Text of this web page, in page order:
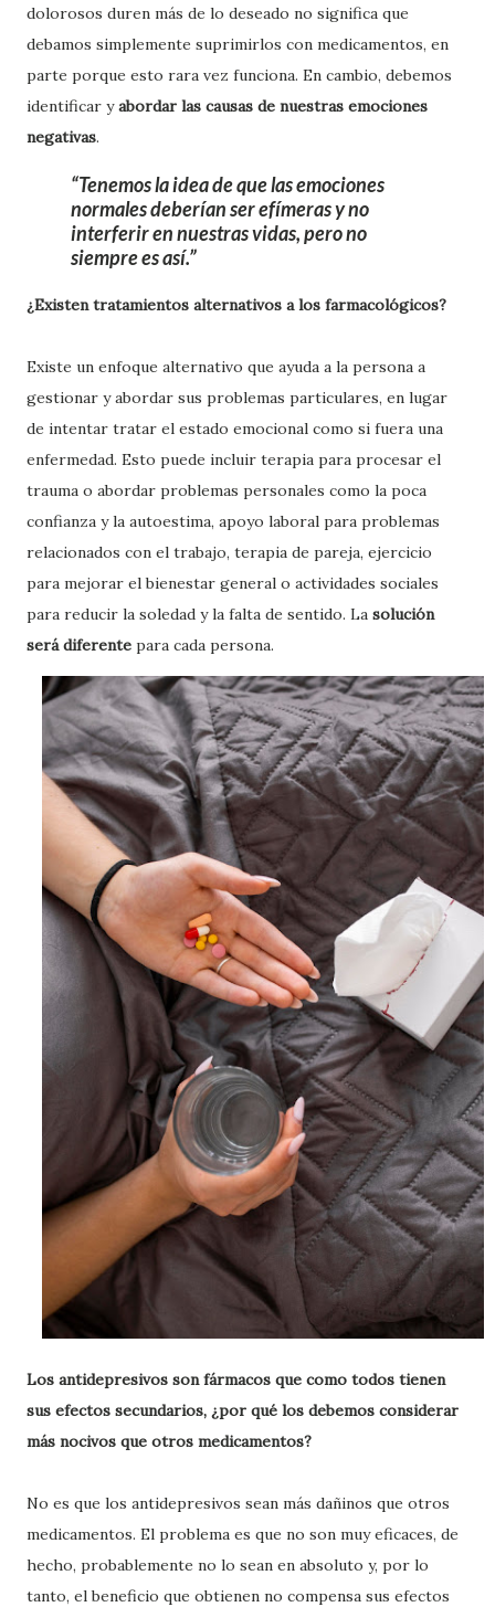
dolorosos duren más de lo deseado no significa que
debamos simplemente suprimirlos con medicamentos, en
parte porque esto rara vez funciona. En cambio, debemos
identificar yabordar las causas de nuestras emociones
negativas.
Tenemos la idea de que las emociones
normales deberían ser efímeras y no
interferir en nuestras vidas, pero no
siempre es así.
¿Existen tratamientos alternativos a los farmacológicos?
Existe un enfoque alternativo que ayuda a la persona a
gestionar y abordar sus problemas particulares, en lugar
de intentar tratar el estado emocional como si fuera una
enfermedad. Esto puede incluir terapia para procesar el
trauma o abordar problemas personales como la poca
confianza y la autoestima, apoyo laboral para problemas
relacionados con el trabajo, terapia de pareja, ejercicio
para mejorar el bienestar general o actividades sociales
para reducir la soledad y la falta de sentido. La solución
será diferente para cada persona.
Los antidepresivos son fármacos que como todos tienen
sus efectos secundarios, ¿por qué los debemos considerar
más nocivos que otros medicamentos?
No es que los antidepresivos sean más dañinos que otros
medicamentos. El problema es que no son muy eficaces, de
hecho, probablemente no lo sean en absoluto y, por lo
tanto, el beneficio que obtienen no compensa sus efectos